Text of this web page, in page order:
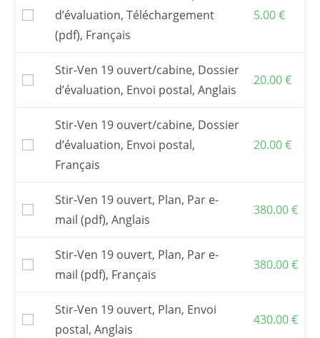
Il inclut une assistance par email ou
téléphone.
Attention : pour construire ce bateau, il vous
découpe numérique.
Vous pouvez aussi commander des
fichiers
de découpe numérique
et faire découper le
kit par une entreprise de votre choix.
Pour commander un
, s’adresser à l’un de
mespartenaires. En France, chantier
Grand-
Largue.
sont inclus dans les prix affichés.
d’évaluation, Téléchargement
(pdf), Français
5.00€
Stir-Ven 19 ouvert/cabine, Dossier
d’évaluation, Envoi postal, Anglais
20.00€
Stir-Ven 19 ouvert/cabine, Dossier
d’évaluation, Envoi postal,
Français
20.00€
Stir-Ven 19 ouvert, Plan, Par e-
mail (pdf), Anglais
380.00€
Stir-Ven 19 ouvert, Plan, Par e-
mail (pdf), Français
380.00€
Stir-Ven 19 ouvert, Plan, Envoi
postal, Anglais
430.00€